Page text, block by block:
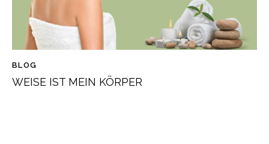
BLOG
WEISE IST MEIN KÖRPER